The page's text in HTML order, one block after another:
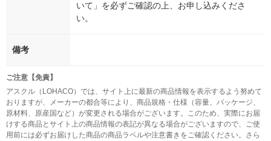
いて」を必ずご確認の上、お申し込みくださ
い。
備考
ご注意【免責】
アスクル（LOHACO）では、サイト上に最新の商品情報を表示するよう努めて
おりますが、メーカーの都合等により、商品規格・仕様（容量、パッケージ、
原材料、原産国など）が変更される場合がございます。このため、実際にお届
けする商品とサイト上の商品情報の表記が異なる場合がございますので、ご使
用前には必ずお届けした商品の商品ラベルや注意書きをご確認ください。さら